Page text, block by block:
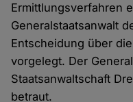
Ermittlungsverfahren
Generalstaatsanwalt
Entscheidung über
vorgelegt. Der
Staatsanwaltschaft
betraut.